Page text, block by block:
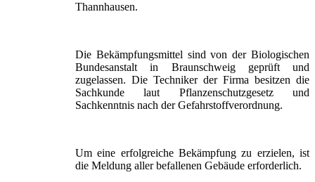
Thannhausen.
Die Bekämpfungsmittel sind von der Biologischen
Bundesanstalt in Braunschweig geprüft und
zugelassen. Die Techniker der Firma besitzen die
Sachkunde laut Pflanzenschutzgesetz und
Sachkenntnis nach der Gefahrstoffverordnung.
Um eine erfolgreiche Bekämpfung zu erzielen, ist
die Meldung aller befallenen Gebäude erforderlich.